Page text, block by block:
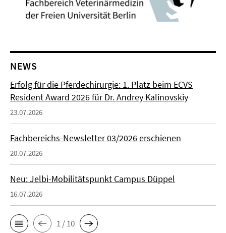
NEWS
Erfolg für die Pferdechirurgie: 1. Platz beim ECVS
Resident Award 2026 für Dr. Andrey Kalinovskiy
23.07.2026
Fachbereichs-Newsletter 03/2026 erschienen
20.07.2026
Neu: Jelbi-Mobilitätspunkt Campus Düppel
16.07.2026
1 / 10